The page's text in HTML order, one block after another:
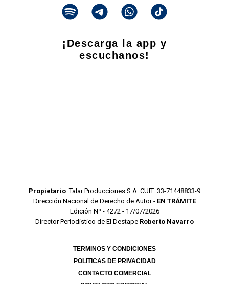
¡Descarga la app y
escuchanos!
Propietario: Talar Producciones S.A. CUIT: 33-71448833-9
Dirección Nacional de Derecho de Autor - EN TRÁMITE
Edición Nº - 4272 - 17/07/2026
Director Periodístico de El Destape Roberto Navarro
TERMINOS Y CONDICIONES
POLITICAS DE PRIVACIDAD
CONTACTO COMERCIAL